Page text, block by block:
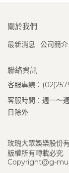
關於我們
最新消息 公司簡介
聯絡資訊
客服專線：
客服時間：週一～
日除外
玫瑰大眾娛樂股份
版權所有轉載必究.
Copyright@g-